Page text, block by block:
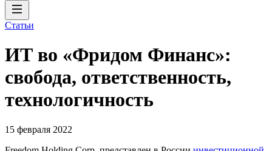
Статьи
ИТ во «Фридом Финанс»:
свобода, ответственность,
технологичность
15 февраля 2022